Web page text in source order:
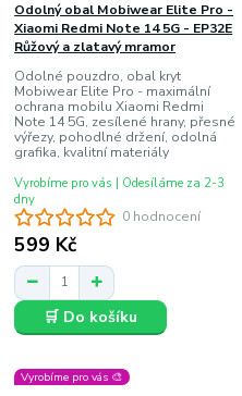
0 hodnocení
Odolný obal Mobiwear Elite Pro -
Xiaomi Redmi Note 14 5G - EP32E
Růžový a zlatavý mramor
Odolné pouzdro, obal kryt
Mobiwear Elite Pro - maximální
ochrana mobilu Xiaomi Redmi
Note 14 5G, zesílené hrany, přesné
výřezy, pohodlné držení, odolná
grafika, kvalitní materiály
599 Kč
Vyrobíme pro vás | Odesíláme za 2-3
dny
🛒 Do košíku
Vyrobíme pro vás 🎨